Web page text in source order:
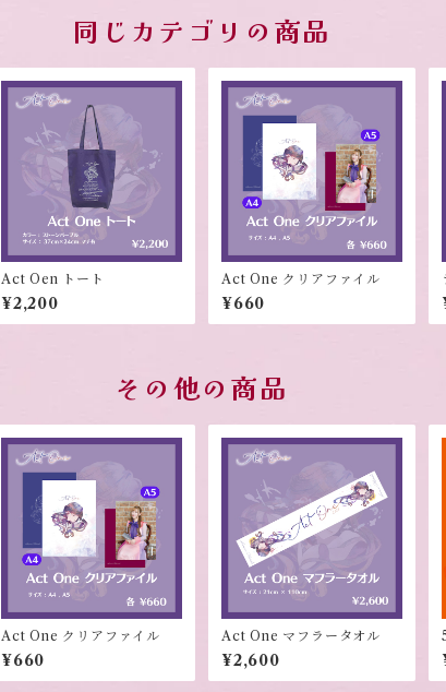
同じカテゴリの商品
Act Oen トート
¥2,200
Act One クリアファイル
¥660
その他の商品
Act One クリアファイル
¥660
Act One マフラータオル
¥2,600